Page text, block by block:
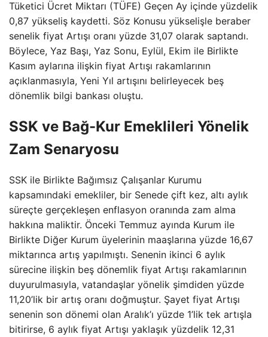
Tüketici Ücret Miktarı (TÜFE) Geçen Ay içinde yüzdelik
0,87 yükseliş kaydetti. Söz Konusu yükselişle beraber
senelik fiyat Artışı oranı yüzde 31,07 olarak saptandı.
Böylece, Yaz Başı, Yaz Sonu, Eylül, Ekim ile Birlikte
Kasım aylarına ilişkin fiyat Artışı rakamlarının
açıklanmasıyla, Yeni Yıl artışını belirleyecek beş
dönemlik bilgi bankası oluştu.
SSK ve Bağ-Kur Emeklileri Yönelik
Zam Senaryosu
SSK ile Birlikte Bağımsız Çalışanlar Kurumu
kapsamındaki emekliler, bir Senede çift kez, altı aylık
süreçte gerçekleşen enflasyon oranında zam alma
hakkına maliktir. Önceki Temmuz ayında Kurum ile
Birlikte Diğer Kurum üyelerinin maaşlarına yüzde 16,67
miktarınca artış yapılmıştı. Senenin ikinci 6 aylık
sürecine ilişkin beş dönemlik fiyat Artışı rakamlarının
duyurulmasıyla, vatandaşlar yönelik şimdiden yüzde
11,20’lik bir artış oranı doğmuştur. Şayet fiyat Artışı
senenin son dönemi olan Aralık’ı yüzde 1’lik tek artışla
bitirirse, 6 aylık fiyat Artışı yaklaşık yüzdelik 12,31